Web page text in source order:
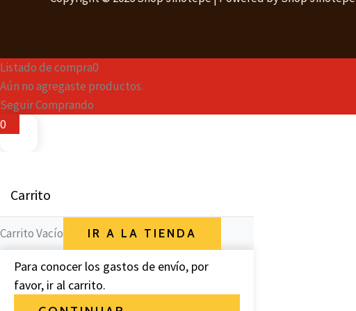
Listado de compra0
Aún no agregaste productos.
Seguir Comprando
0
Carrito
Carrito Vacío IR A LA TIENDA
Para conocer los gastos de envío, por
favor, ir al carrito.